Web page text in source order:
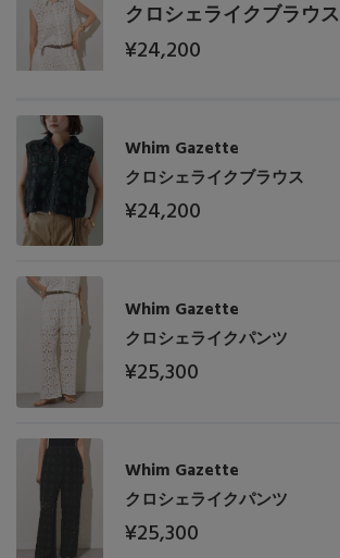
クロシェライクブラウス
¥24,200
Whim Gazette
クロシェライクブラウス
¥24,200
Whim Gazette
クロシェライクパンツ
¥25,300
Whim Gazette
クロシェライクパンツ
¥25,300